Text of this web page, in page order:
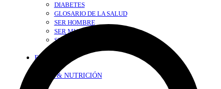
DIABETES
GLOSARIO DE LA SALUD
SER HOMBRE
SER MUJER
SEXY-SALUD
EN FORMA
DIETA & NUTRICIÓN